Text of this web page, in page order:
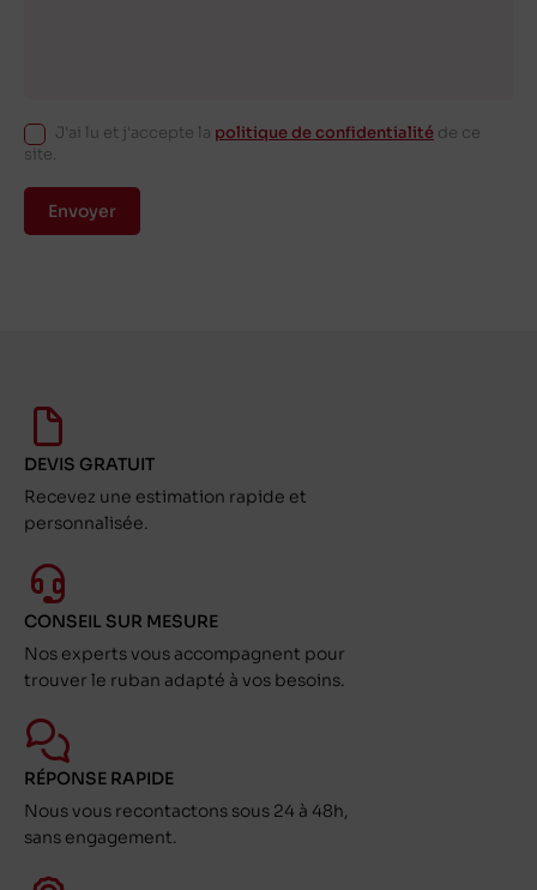
J'ai lu et j'accepte la politique de confidentialité de ce
site.
Envoyer
DEVIS GRATUIT
Recevez une estimation rapide et
personnalisée.
CONSEIL SUR MESURE
Nos experts vous accompagnent pour
trouver le ruban adapté à vos besoins.
RÉPONSE RAPIDE
Nous vous recontactons sous 24 à 48h,
sans engagement.